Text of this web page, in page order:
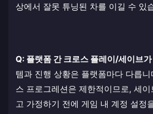
상에서 잘못 튜닝된 차를 이길 수 있
Q: 플랫폼 간 크로스 플레이/세이브
템과 진행 상황은 플랫폼마다 다릅
스 프로그레션은 제한적이므로, 세
고 가정하기 전에 게임 내 계정 설정